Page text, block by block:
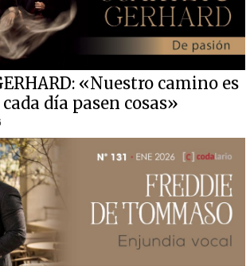
«Nuestro camino es
día pasen cosas»